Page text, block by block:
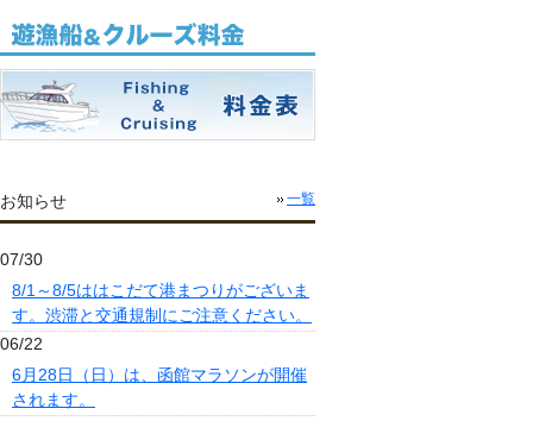
お知らせ 一覧
07/30
8/1～8/5ははこだて港まつりがございま
す。渋滞と交通規制にご注意ください。
06/22
6月28日（日）は、函館マラソンが開催
されます。